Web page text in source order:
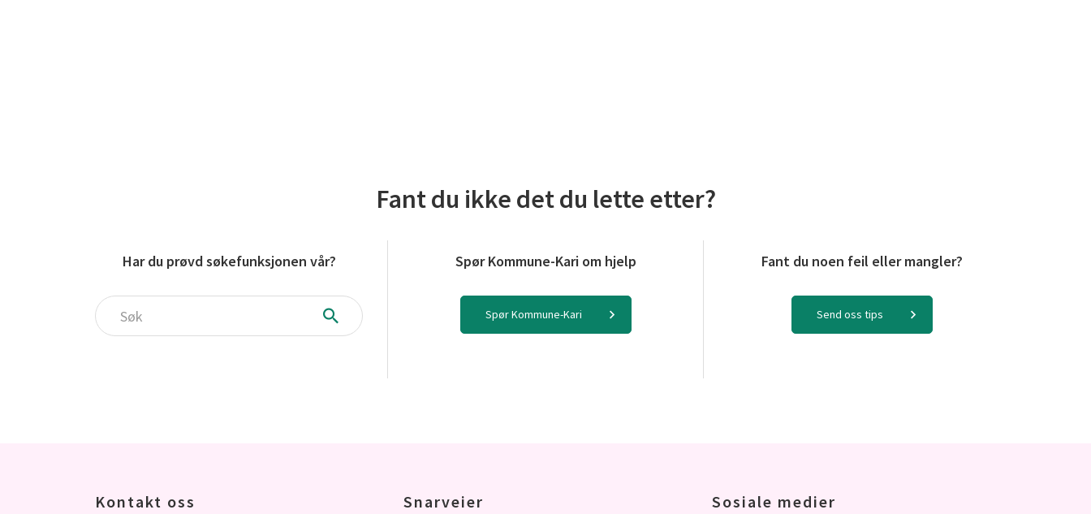
Fant du ikke det du lette etter?
Har du prøvd søkefunksjonen vår?
Søk
Spør Kommune-Kari om hjelp
Spør Kommune-Kari
Fant du noen feil eller mangler?
Send oss tips
Kontakt oss Snarveier Sosiale medier